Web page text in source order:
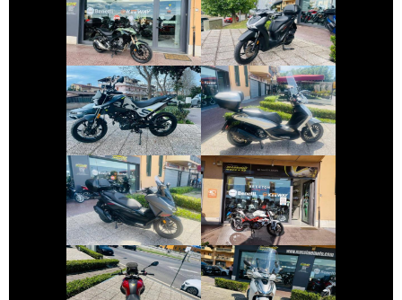
HONDA CB-500 HONDA SH
BENELLI BKX-125
€ 3.390 €
PIAGGIO
BEVERLY
€ 3.250 €
HONDA FORZA-
350
€ 5.990 €
BENELLI BN
€ 2.550 €
BENELLI TRK
€ 2.190 €
HONDA SH
€ 2.490 €